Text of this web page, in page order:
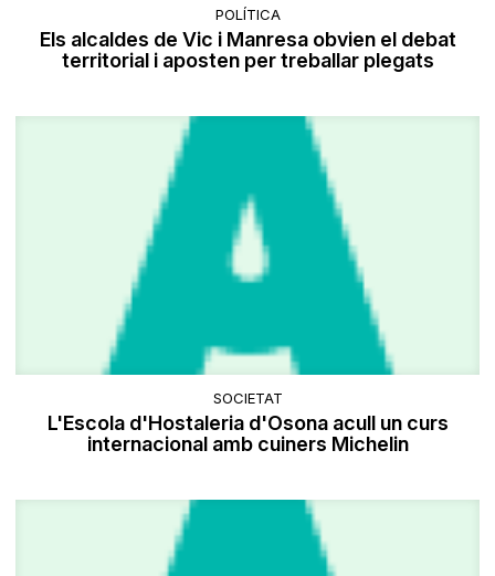
POLÍTICA
Els alcaldes de Vic i Manresa obvien el debat
territorial i aposten per treballar plegats
SOCIETAT
L'Escola d'Hostaleria d'Osona acull un curs
internacional amb cuiners Michelin